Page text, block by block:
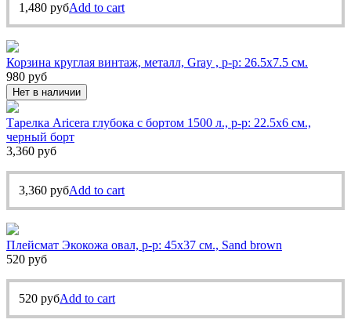
1,480 рубAdd to cart
Корзина круглая винтаж, металл, Gray , р-р: 26.5х7.5 см.
980 руб
Нет в наличии
Тарелка Aricera глубока с бортом 1500 л., р-р: 22.5х6 см.,
черный борт
3,360 руб
3,360 рубAdd to cart
Плейсмат Экокожа овал, р-р: 45х37 см., Sand brown
520 руб
520 рубAdd to cart